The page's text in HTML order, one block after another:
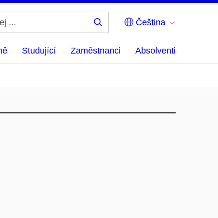
Čeština
Studující Zaměstnanci Absolventi